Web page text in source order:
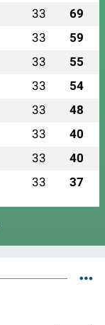
33 69
33 59
33 55
33 54
33 48
33 40
33 40
33 37